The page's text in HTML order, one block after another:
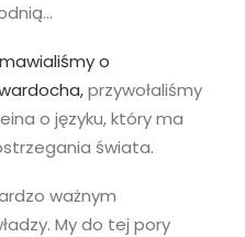
o
przywołaliśmy
o języku, który ma
świata.
ważnym
My do tej pory